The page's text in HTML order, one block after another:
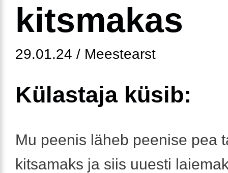
kitsmakas
29.01.24 / Meestearst
Külastaja küsib:
Mu peenis läheb peenise pea
kitsamaks ja siis uuesti